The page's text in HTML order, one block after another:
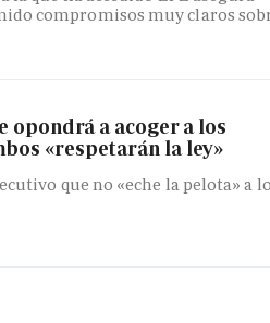
compromisos muy claros
opondrá a acoger a los
«respetarán la ley»
que no «eche la pelota» a